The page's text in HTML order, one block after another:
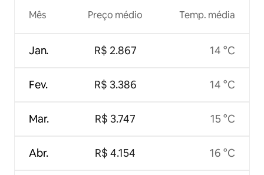
Mês
Jan.
Fev.
Mar.
Abr.
Preço médio
R$ 2.867
R$ 3.386
R$ 3.747
R$ 4.154
Temp. média
14 °C
14 °C
15 °C
16 °C